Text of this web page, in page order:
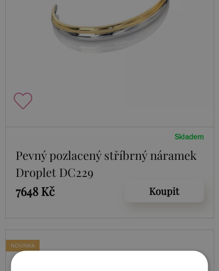
Skladem
Pevný pozlacený stříbrný náramek
Droplet DC229
7648 Kč
Koupit
NOVINKA